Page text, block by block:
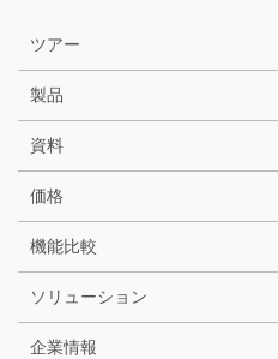
ツアー
製品
資料
価格
機能比較
ソリューション
企業情報